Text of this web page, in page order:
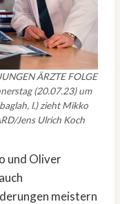
ÄRZTE FOLGE
(20.07.23) um
l.) zieht Mikko
Jens Ulrich Koch
und Oliver
meistern